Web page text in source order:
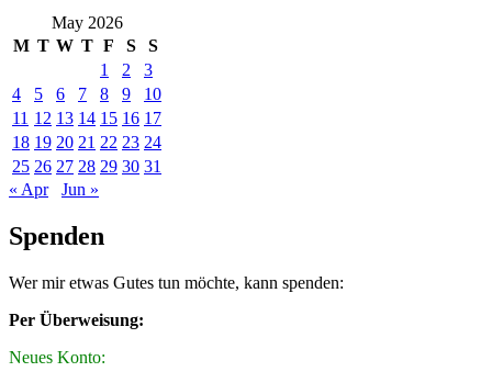
May 2026
M T W T F S
S
1
2
3
4
5 6 7 8 9
10
11 12 13 14 15 16 17
18 19 20 21 22 23 24
25 26 27 28 29 30 31
« Apr
Jun »
Spenden
Wer mir etwas Gutes tun möchte, kann spenden:
Per Überweisung:
Neues Konto: